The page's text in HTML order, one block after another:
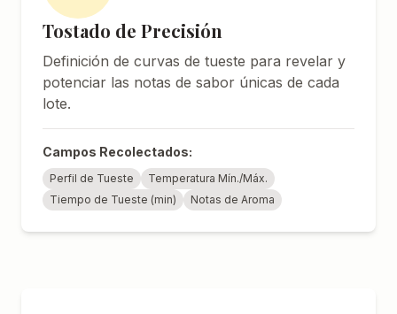
Tostado de Precisión
Definición de curvas de tueste para revelar y
potenciar las notas de sabor únicas de cada
lote.
Campos Recolectados:
Perfil de Tueste
Temperatura Mín./Máx.
Tiempo de Tueste (min)
Notas de Aroma